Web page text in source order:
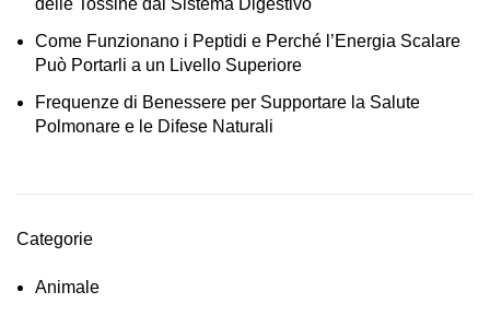
delle Tossine dal Sistema Digestivo
Come Funzionano i Peptidi e Perché l’Energia Scalare
Può Portarli a un Livello Superiore
Frequenze di Benessere per Supportare la Salute
Polmonare e le Difese Naturali
Categorie
Animale